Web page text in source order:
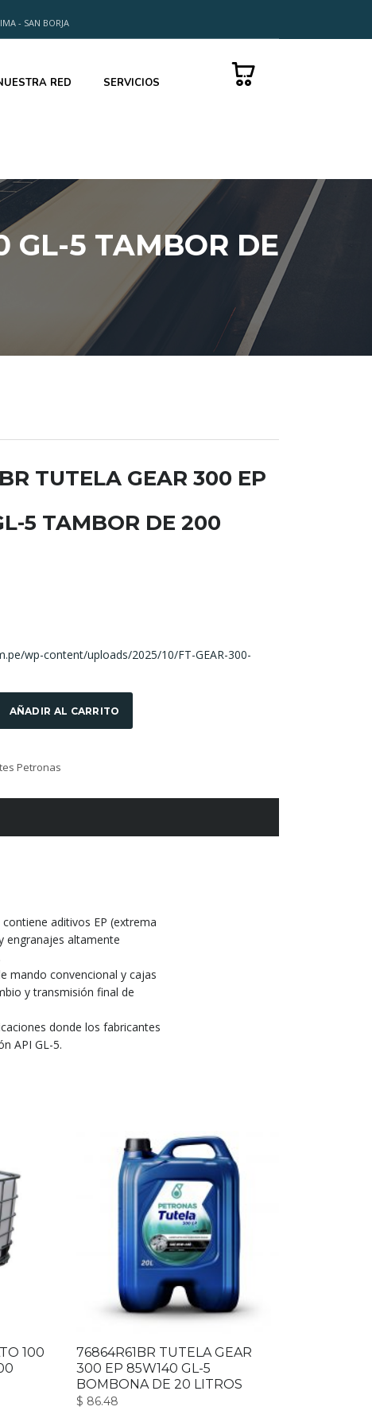
- SAN BORJA
0
RED SERVICIOS
GL-5 TAMBOR DE
TUTELA GEAR 300 EP
5 TAMBOR DE 200
wp-content/uploads/2025/10/FT-GEAR-300-
AÑADIR AL CARRITO
Petronas
aditivos EP (extrema
engranajes altamente
mando convencional y cajas
y transmisión final de
donde los fabricantes
API GL-5.
100
76864R61BR TUTELA GEAR
300 EP 85W140 GL-5
BOMBONA DE 20 LITROS
$ 86.48